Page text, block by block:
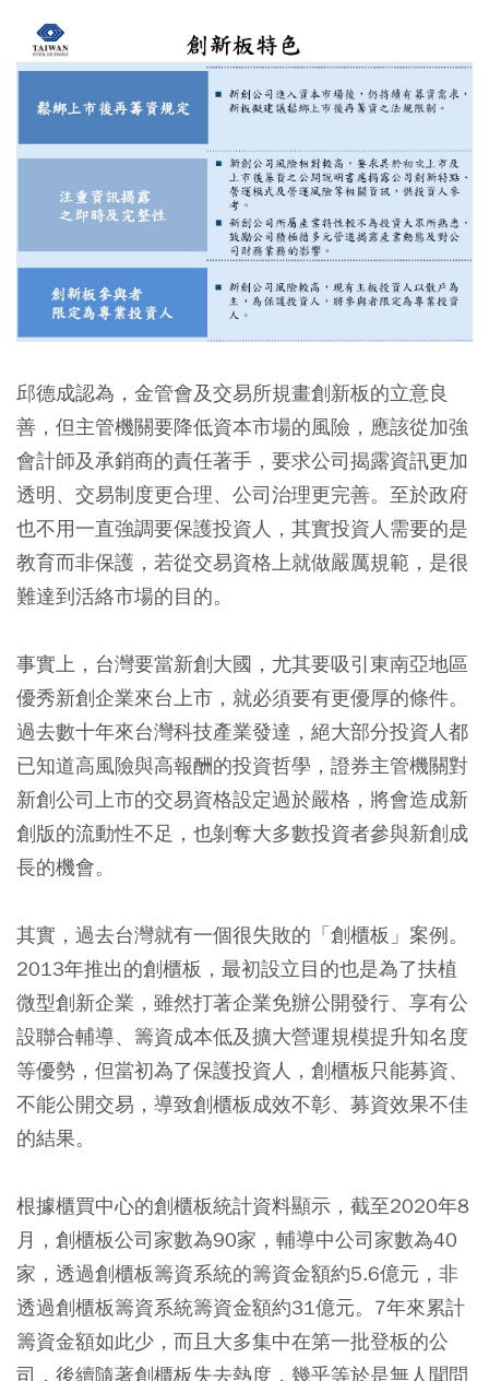
邱德成認為，金管會及交易所規畫創新板的立意良
善，但主管機關要降低資本市場的風險，應該從加強
會計師及承銷商的責任著手，要求公司揭露資訊更加
透明、交易制度更合理、公司治理更完善。至於政府
也不用一直強調要保護投資人，其實投資人需要的是
教育而非保護，若從交易資格上就做嚴厲規範，是很
難達到活絡市場的目的。
事實上，台灣要當新創大國，尤其要吸引東南亞地區
優秀新創企業來台上市，就必須要有更優厚的條件。
過去數十年來台灣科技產業發達，絕大部分投資人都
已知道高風險與高報酬的投資哲學，證券主管機關對
新創公司上市的交易資格設定過於嚴格，將會造成新
創版的流動性不足，也剝奪大多數投資者參與新創成
長的機會。
其實，過去台灣就有一個很失敗的「創櫃板」案例。
2013年推出的創櫃板，最初設立目的也是為了扶植
微型創新企業，雖然打著企業免辦公開發行、享有公
設聯合輔導、籌資成本低及擴大營運規模提升知名度
等優勢，但當初為了保護投資人，創櫃板只能募資、
不能公開交易，導致創櫃板成效不彰、募資效果不佳
的結果。
根據櫃買中心的創櫃板統計資料顯示，截至2020年8
月，創櫃板公司家數為90家，輔導中公司家數為40
家，透過創櫃板籌資系統的籌資金額約5.6億元，非
透過創櫃板籌資系統籌資金額約31億元。7年來累計
籌資金額如此少，而且大多集中在第一批登板的公
司，後續隨著創櫃板失去熱度，幾乎等於是無人聞問